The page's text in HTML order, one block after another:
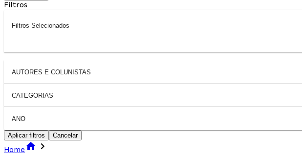
Filtros
Filtros Selecionados
AUTORES E COLUNISTAS
CATEGORIAS
ANO
Aplicar filtros Cancelar
Home